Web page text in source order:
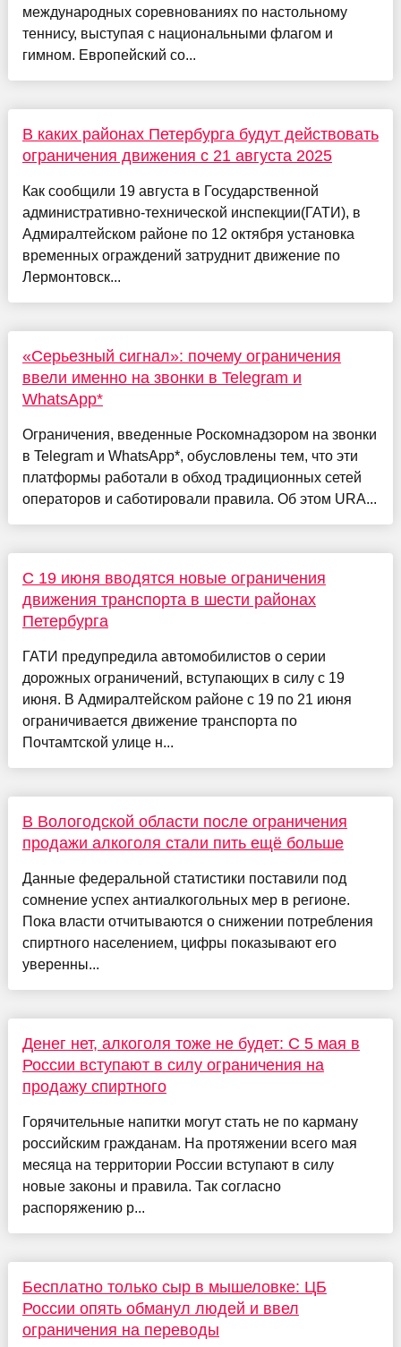
международных соревнованиях по настольному
теннису, выступая с национальными флагом и
гимном. Европейский со...
В каких районах Петербурга будут действовать
ограничения движения с 21 августа 2025
Как сообщили 19 августа в Государственной
административно-технической инспекции(ГАТИ), в
Адмиралтейском районе по 12 октября установка
временных ограждений затруднит движение по
Лермонтовск...
«Серьезный сигнал»: почему ограничения
ввели именно на звонки в Telegram и
WhatsApp*
Ограничения, введенные Роскомнадзором на звонки
в Telegram и WhatsApp*, обусловлены тем, что эти
платформы работали в обход традиционных сетей
операторов и саботировали правила. Об этом URA...
С 19 июня вводятся новые ограничения
движения транспорта в шести районах
Петербурга
ГАТИ предупредила автомобилистов о серии
дорожных ограничений, вступающих в силу с 19
июня. В Адмиралтейском районе с 19 по 21 июня
ограничивается движение транспорта по
Почтамтской улице н...
В Вологодской области после ограничения
продажи алкоголя стали пить ещё больше
Данные федеральной статистики поставили под
сомнение успех антиалкогольных мер в регионе.
Пока власти отчитываются о снижении потребления
спиртного населением, цифры показывают его
уверенны...
Денег нет, алкоголя тоже не будет: С 5 мая в
России вступают в силу ограничения на
продажу спиртного
Горячительные напитки могут стать не по карману
российским гражданам. На протяжении всего мая
месяца на территории России вступают в силу
новые законы и правила. Так согласно
распоряжению р...
Бесплатно только сыр в мышеловке: ЦБ
России опять обманул людей и ввел
ограничения на переводы